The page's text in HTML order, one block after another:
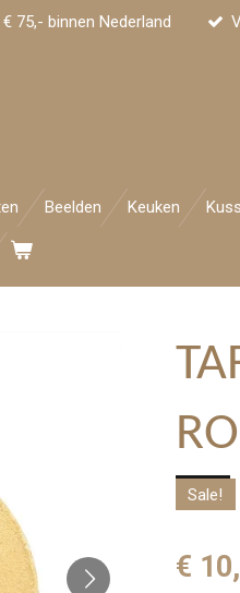
75,- binnen Nederland
Beelden Keuken
Sale!
€